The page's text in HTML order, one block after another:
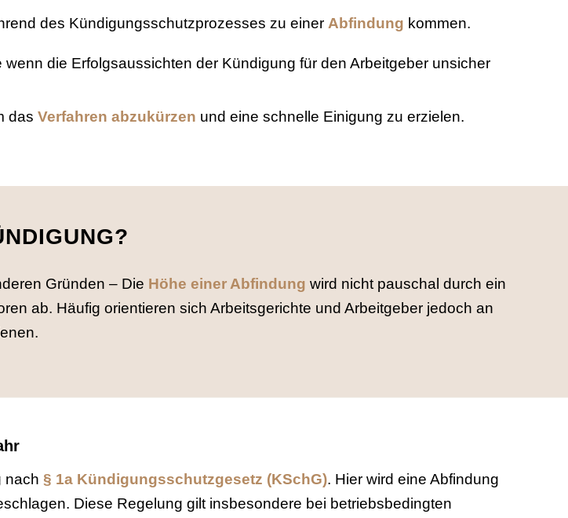
des Kündigungsschutzprozesses zu einer Abfindung kommen.
wenn die Erfolgsaussichten der Kündigung für den Arbeitgeber unsicher
das Verfahren abzukürzen und eine schnelle Einigung zu erzielen.
Gründen – Die Höhe einer Abfindung wird nicht pauschal durch ein
ab. Häufig orientieren sich Arbeitsgerichte und Arbeitgeber jedoch an
nach § 1a Kündigungsschutzgesetz (KSchG). Hier wird eine Abfindung
Diese Regelung gilt insbesondere bei betriebsbedingten